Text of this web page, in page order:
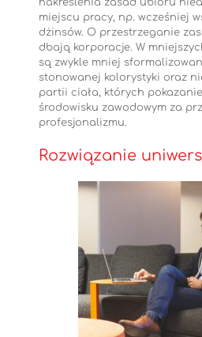
nakreślenia zasad ubioru
miejscu pracy, np. wcześniej
dżinsów. O przestrzeganie
dbają korporacje. W
są zwykle mniej
stonowanej kolorystyki oraz
partii ciała, których
środowisku zawodowym za
profesjonalizmu.
Rozwiązanie